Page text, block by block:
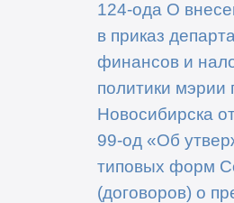
124-ода О
в приказ
финансов и
политики мэрии
Новосибирска
99-од «Об
типовых форм
(договоров) о